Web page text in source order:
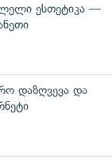
ესთეტიკა —
დაზღვევა და